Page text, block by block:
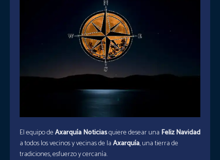
El equipo deAxarquía Noticiasquiere desear una Feliz Navidad
a todos los vecinos y vecinas de laAxarquía, una tierra de
tradiciones, esfuerzo y cercanía.